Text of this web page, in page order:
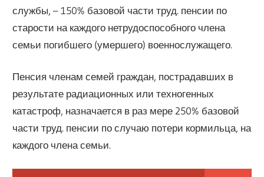
службы, – 150% базовой части труд. пенсии по
старости на каждого нетрудоспособного члена
семьи погибшего (умершего) военнослужащего.
Пенсия членам семей граждан, пострадавших в
результате радиационных или техногенных
катастроф, назначается в раз мере 250% базовой
части труд. пенсии по случаю потери кормильца, на
каждого члена семьи.